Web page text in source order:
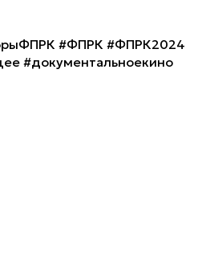
#ФПРК #ФПРК2024
#документальноекино